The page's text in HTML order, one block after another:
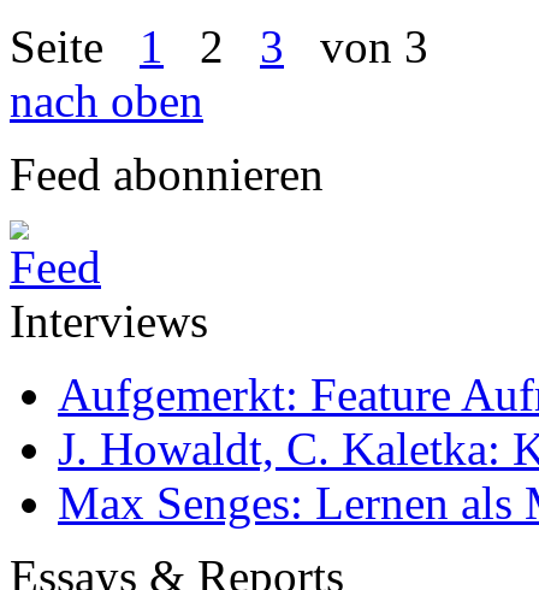
Seite 1 2 3 von 3
nach oben
Feed abonnieren
Interviews
Aufgemerkt: Feature
J. Howaldt, C. Kaletka:
Max Senges: Lernen als
Essays & Reports